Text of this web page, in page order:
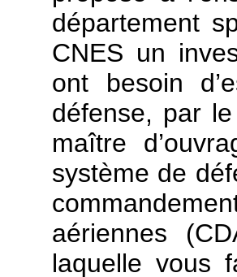
département
CNES un
ont besoin
défense, par
maître
système de
aériennes
laquelle vous